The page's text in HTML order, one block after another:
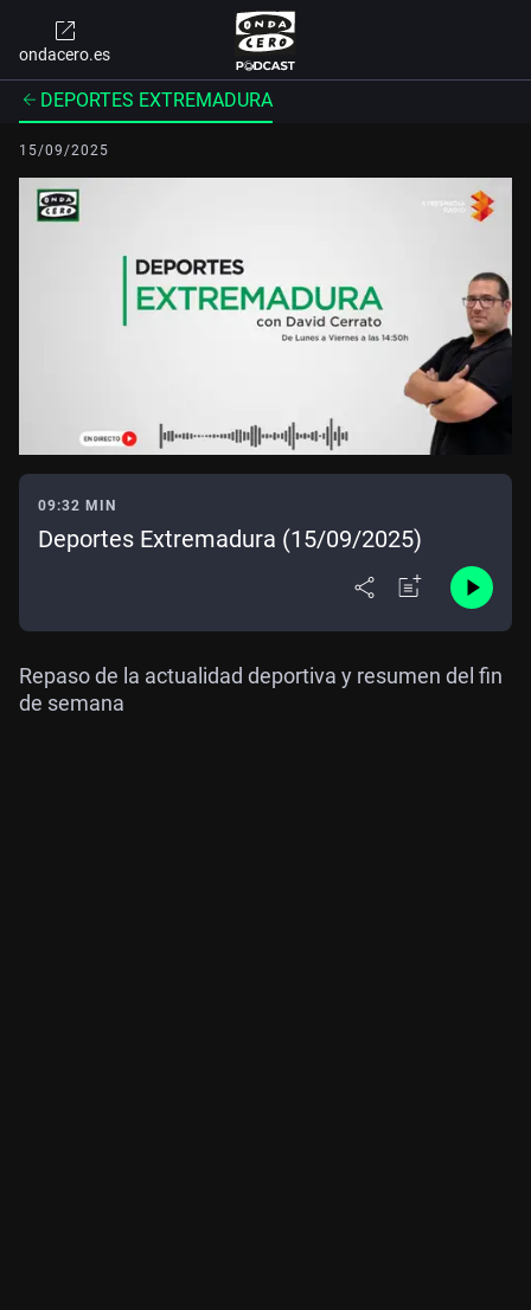
ondacero.es
DEPORTES EXTREMADURA
15/09/2025
09:32 MIN
Deportes Extremadura (15/09/2025)
Repaso de la actualidad deportiva y resumen del fin
de semana